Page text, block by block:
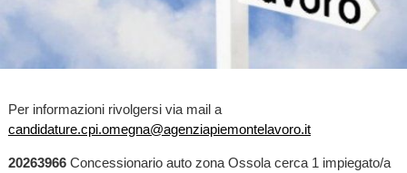
Per informazioni rivolgersi via mail a
candidature.cpi.omegna@agenziapiemontelavoro.it
20263966Concessionario auto zona Ossola cerca 1 impiegato/a